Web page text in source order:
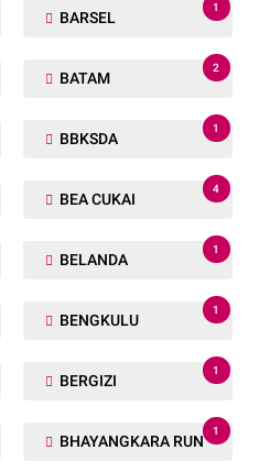
BARSEL
1
BATAM
2
BBKSDA
1
BEA CUKAI
4
BELANDA
1
BENGKULU
1
BERGIZI
1
BHAYANGKARA RUN
1